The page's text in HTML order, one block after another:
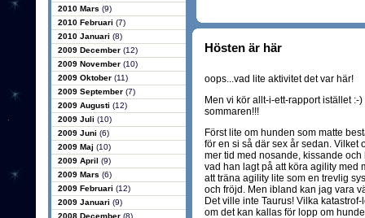
2010 Mars (9)
2010 Februari (7)
2010 Januari (8)
2009 December (12)
2009 November (10)
2009 Oktober (11)
2009 September (7)
2009 Augusti (12)
2009 Juli (10)
2009 Juni (6)
2009 Maj (10)
2009 April (9)
2009 Mars (6)
2009 Februari (12)
2009 Januari (9)
2008 December (8)
Hösten är här
oops...vad lite aktivitet det var här!
Men vi kör allt-i-ett-rapport istället
sommaren!!!
Först lite om hunden som matte
för en si så där sex år sedan. Vilket
mer tid med nosande, kissande
vad han lagt på att köra agility med
att träna agility lite som en trevlig
och fröjd. Men ibland kan jag vara
Det ville inte Taurus! Vilka
om det kan kallas för lopp om